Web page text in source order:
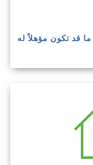
ما قد تكون مؤهلاً له